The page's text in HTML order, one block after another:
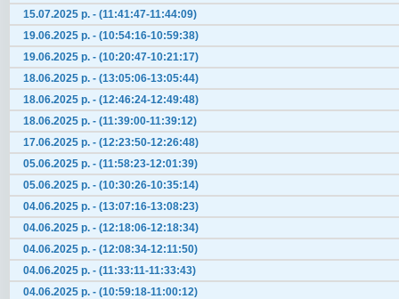
15.07.2025 р. - (11:41:47-11:44:09)
19.06.2025 р. - (10:54:16-10:59:38)
19.06.2025 р. - (10:20:47-10:21:17)
18.06.2025 р. - (13:05:06-13:05:44)
18.06.2025 р. - (12:46:24-12:49:48)
18.06.2025 р. - (11:39:00-11:39:12)
17.06.2025 р. - (12:23:50-12:26:48)
05.06.2025 р. - (11:58:23-12:01:39)
05.06.2025 р. - (10:30:26-10:35:14)
04.06.2025 р. - (13:07:16-13:08:23)
04.06.2025 р. - (12:18:06-12:18:34)
04.06.2025 р. - (12:08:34-12:11:50)
04.06.2025 р. - (11:33:11-11:33:43)
04.06.2025 р. - (10:59:18-11:00:12)